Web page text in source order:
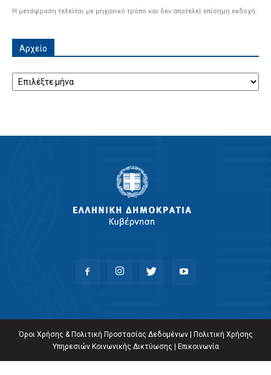
Η μετάφραση τελείται με μηχανικό τρόπο και δεν αποτελεί επίσημη εκδοχή.
Αρχείο
Αρχείο
Όροι Χρήσης & Πολιτική Προστασίας Δεδομένων|
Πολιτική Χρήσης
Υπηρεσιών Κοινωνικής Δικτύωσης
Επικοινωνία